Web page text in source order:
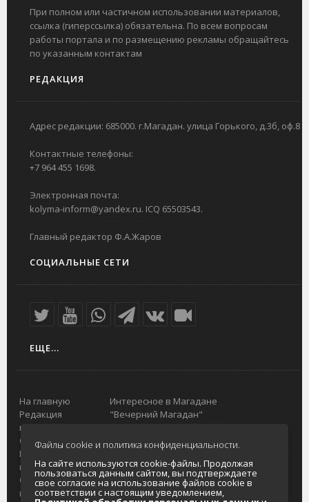
При полном или частичном использовании материалов,
ссылка (гиперссылка) обязательна. По всем вопросам
работы портала и по размещению рекламы обращайтесь
по указанным контактам
РЕДАКЦИЯ
Адрес редакции: 685000. г.Магадан. улица Горького, д.3б, оф.8
Контактные телефоны:
+7 964 455 1698.
Электронная почта:
kolyma-inform@yandex.ru. ICQ 65503543.
Главный редактор Ф.А.Жаров
СОЦИАЛЬНЫЕ СЕТИ
ЕЩЕ...
На главную
Редакция
портала
О проекте
Реклама на
портале
Отзывы и
предложения
Интересное в Магадане
"Вечерний Магадан"
Городская доска объявлений
Главный туристический портал
Колымы
Политика в отношении обработки
персональных данных
Файлы cookie и политика конфиденциальности.
На сайте используются cookie-файлы. Продолжая
пользоваться данным сайтом, вы подтверждаете
свое согласие на использование файлов cookie в
соответствии с настоящим уведомлением,